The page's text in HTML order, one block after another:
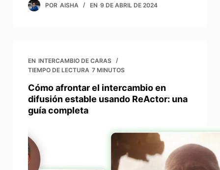
POR AISHA EN 9 DE ABRIL DE 2024
EN INTERCAMBIO DE CARAS
TIEMPO DE LECTURA 7 MINUTOS
Cómo afrontar el intercambio en
difusión estable usando ReActor: una
guía completa